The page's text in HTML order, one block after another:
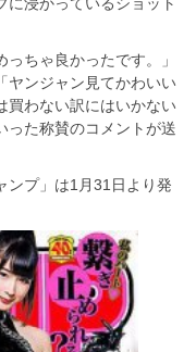
ちゃ良かったです。」
ヤンジャン見てかわいい
買わない訳にはいかない
った称賛のコメントが送
ンプ」は1月31日より発